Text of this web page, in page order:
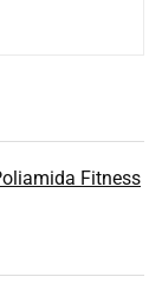
Fitness